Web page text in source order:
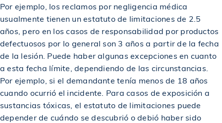
$1,950,000 Premiado en un accidente de construcción
$2,000,000 Otorgado a víctima de derrumbe de techo
$2,000,000 Acuerdo en un accidente de construcción
Por ejemplo, los reclamos por negligencia médica
usualmente tienen un estatuto de limitaciones de 2.5
años, pero en los casos de responsabilidad por productos
defectuosos por lo general son 3 años a partir de la fecha
de la lesión. Puede haber algunas excepciones en cuanto
a esta fecha límite, dependiendo de las circunstancias.
Por ejemplo, si el demandante tenía menos de 18 años
cuando ocurrió el incidente. Para casos de exposición a
sustancias tóxicas, el estatuto de limitaciones puede
depender de cuándo se descubrió o debió haber sido